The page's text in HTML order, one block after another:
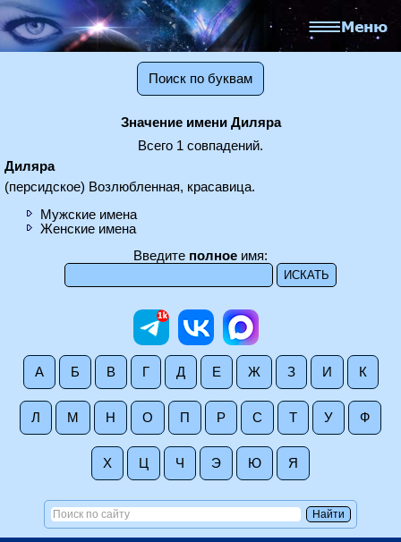
Поиск по буквам
Значение имени Диляра
Всего 1 совпадений.
Диляра
(персидское) Возлюбленная, красавица.
Мужские имена
Женские имена
Введите полное имя:
А Б В Г Д Е Ж З И К
Л М Н О П Р С Т У Ф
Х Ц Ч Э Ю Я